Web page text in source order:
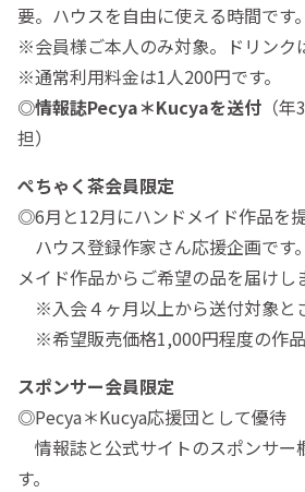
要。ハウスを自由に使える時間です。
※会員様ご本人のみ対象。ドリンク
※通常利用料金は1人200円です。
◎情報誌Pecya＊Kucyaを送付 （
担）
ぺちゃく茶会員限定
◎6月と12月にハンドメイド作品を
ハウス登録作家さん応援企画です
メイド作品からご希望の品を届けし
※入会４ヶ月以上から送付対象と
※希望販売価格1,000円程度の作品
スポンサー会員限定
◎Pecya＊Kucya応援団として優待
情報誌と公式サイトのスポンサー
す。